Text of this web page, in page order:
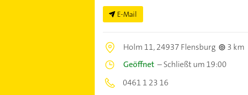
E-Mail
Holm 11,24937 Flensburg
3 km
Geöffnet–Schließt um 19:00
0461 1 23 16